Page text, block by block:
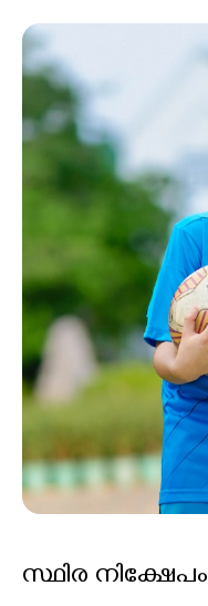
സ്ഥിര നിക്ഷേപം